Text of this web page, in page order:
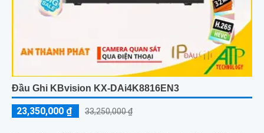
Đầu Ghi KBvision KX-DAi4K8816EN3
23,350,000 ₫ 33,250,000 ₫